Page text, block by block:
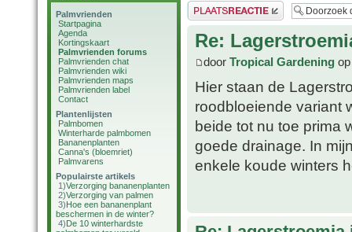
Palmvrienden
Startpagina
Agenda
Kortingskaart
Palmvrienden forums
Palmvrienden chat
Palmvrienden wiki
Palmvrienden maps
Palmvrienden label
Contact
Plantenlijsten
Palmbomen
Winterharde palmbomen
Bananenplanten
Canna's (bloemriet)
Palmvarens
Populairste artikels
1)Verzorging bananenplanten
2)Verzorging van palmen
3)Hoe een bananenplant
beschermen in de winter?
4)De 10 winterhardste
Plaats een reactie
Re:
door Tropical Gardening
Hier staan de
roodbloeiende variant
beide tot nu toe prima
goede drainage. In
enkele koude winters